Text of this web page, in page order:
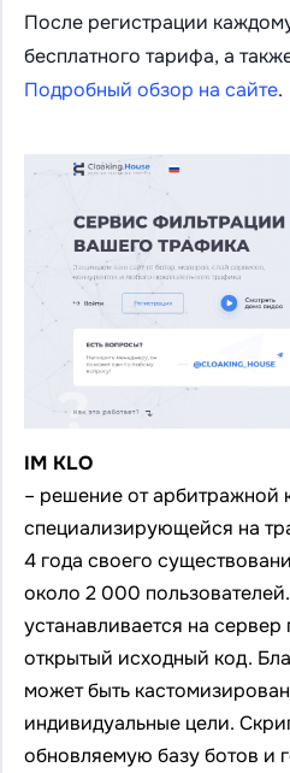
После регистрации
бесплатного тарифа, а
Подробный обзор на сайте.
IM KLO
– решение от арбитражной
специализирующейся на
4 года своего
около 2 000
устанавливается на
открытый исходный код.
может быть
индивидуальные цели.
обновляемую базу ботов и